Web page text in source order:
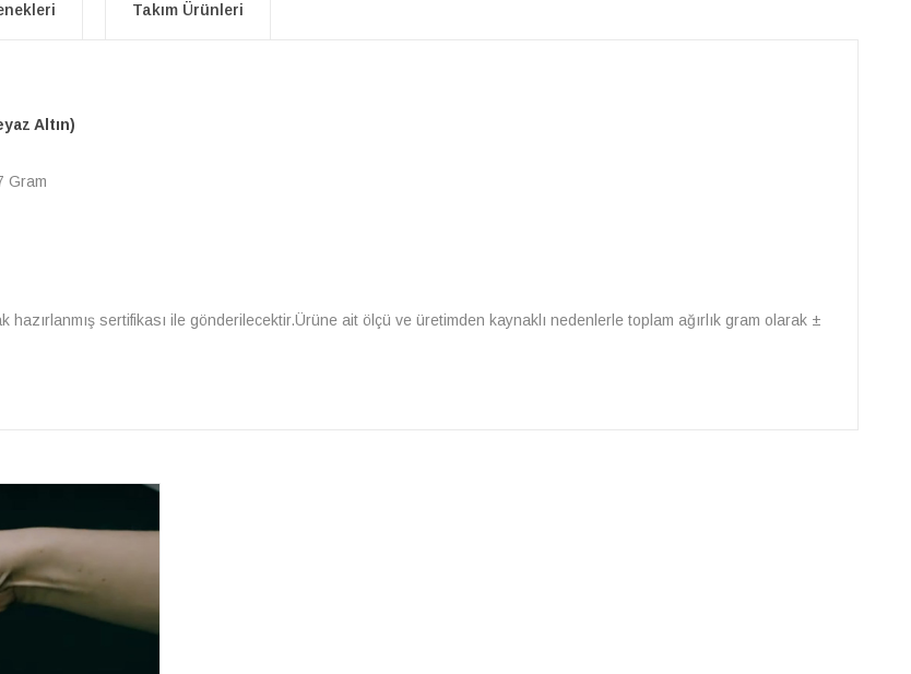
Takım Ürünleri
Altın)
Gram
sertifikası ile gönderilecektir.Ürüne ait ölçü ve üretimden kaynaklı nedenlerle toplam ağırlık gram olarak ±